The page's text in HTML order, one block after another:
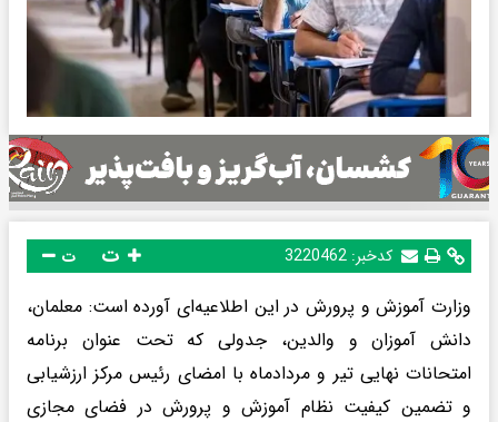
کدخبر: 3220462 ت
وزارت آموزش و پرورش در این اطلاعیه‌ای آورده است: معلمان،
دانش آموزان و والدین، جدولی که تحت عنوان برنامه
امتحانات نهایی تیر و مردادماه با امضای رئیس مرکز ارزشیابی
و تضمین کیفیت نظام آموزش و پرورش در فضای مجازی